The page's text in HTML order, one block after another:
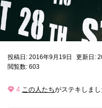
投稿日: 2016年9月19日
更新日:
閲覧数: 603
4 この人たちがステキしまし